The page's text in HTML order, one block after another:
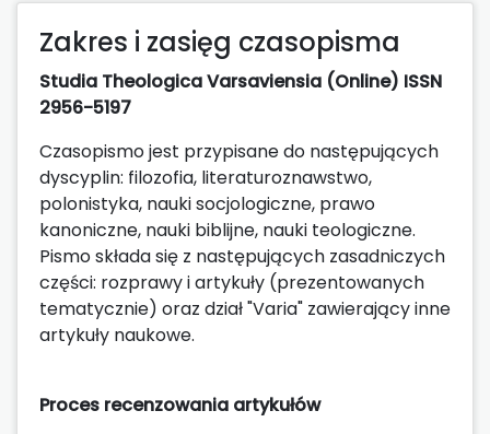
Zakres i zasięg czasopisma
Studia Theologica Varsaviensia (Online) ISSN
2956-5197
Czasopismo jest przypisane do następujących
dyscyplin: filozofia, literaturoznawstwo,
polonistyka, nauki socjologiczne, prawo
kanoniczne, nauki biblijne, nauki teologiczne.
Pismo składa się z następujących zasadniczych
części: rozprawy i artykuły (prezentowanych
tematycznie) oraz dział "Varia" zawierający inne
artykuły naukowe.
Proces recenzowania artykułów